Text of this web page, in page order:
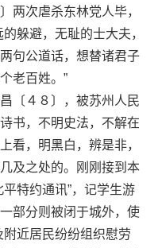
两次虐杀东林党人毕，
躲避，无耻的士大夫，
句公道话，想替诸君子
老百姓。”
４８〕，被苏州人民
书，不明史法，不解在
看，明黑白，辨是非，
及之处的。刚刚接到本
特约通讯”，记学生游
部分则被闭于城外，使
近居民纷纷组织慰劳